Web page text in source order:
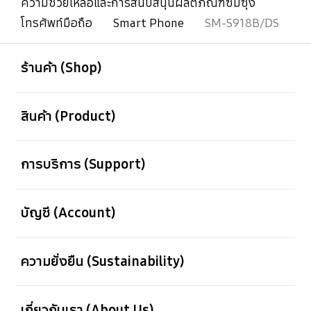
โทรศัพท์มือถือ
Smart Phone SM-S918B/DS
ร้านค้า (Shop)
สินค้า (Product)
การบริการ (Support)
บัญชี (Account)
ความยั่งยืน (Sustainability)